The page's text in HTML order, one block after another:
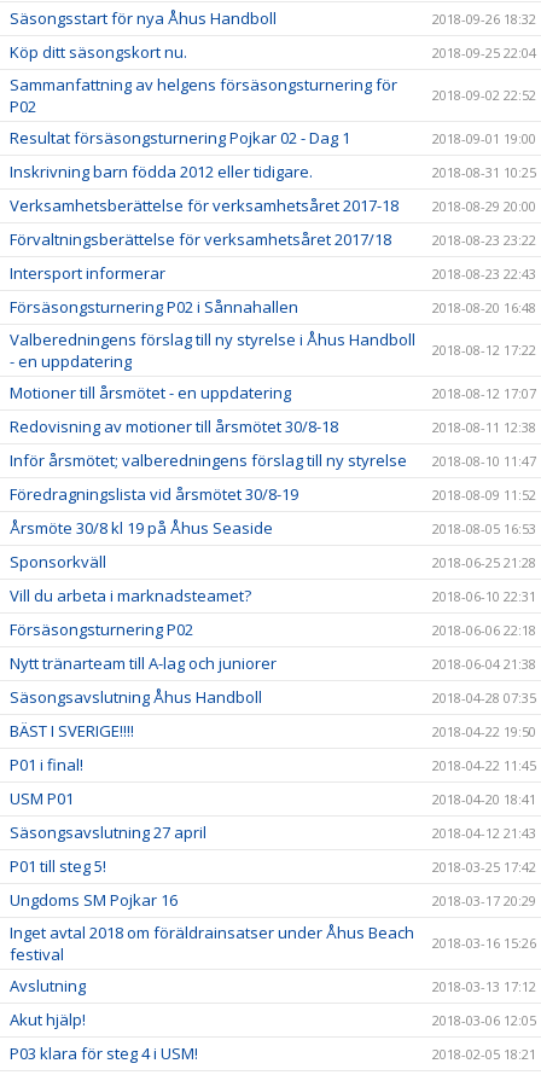
Säsongsstart för nya Åhus Handboll 2018-09-26 18:32
Köp ditt säsongskort nu. 2018-09-25 22:04
Sammanfattning av helgens försäsongsturnering för
P02
2018-09-02 22:52
Resultat försäsongsturnering Pojkar 02 - Dag 1 2018-09-01 19:00
Inskrivning barn födda 2012 eller tidigare. 2018-08-31 10:25
Verksamhetsberättelse för verksamhetsåret 2017-18 2018-08-29 20:00
Förvaltningsberättelse för verksamhetsåret 2017/18 2018-08-23 23:22
Intersport informerar 2018-08-23 22:43
Försäsongsturnering P02 i Sånnahallen 2018-08-20 16:48
Valberedningens förslag till ny styrelse i Åhus Handboll
- en uppdatering
2018-08-12 17:22
Motioner till årsmötet - en uppdatering 2018-08-12 17:07
Redovisning av motioner till årsmötet 30/8-18 2018-08-11 12:38
Inför årsmötet; valberedningens förslag till ny styrelse 2018-08-10 11:47
Föredragningslista vid årsmötet 30/8-19 2018-08-09 11:52
Årsmöte 30/8 kl 19 på Åhus Seaside 2018-08-05 16:53
Sponsorkväll 2018-06-25 21:28
Vill du arbeta i marknadsteamet? 2018-06-10 22:31
Försäsongsturnering P02 2018-06-06 22:18
Nytt tränarteam till A-lag och juniorer 2018-06-04 21:38
Säsongsavslutning Åhus Handboll 2018-04-28 07:35
BÄST I SVERIGE!!!! 2018-04-22 19:50
P01 i final! 2018-04-22 11:45
USM P01 2018-04-20 18:41
Säsongsavslutning 27 april 2018-04-12 21:43
P01 till steg 5! 2018-03-25 17:42
Ungdoms SM Pojkar 16 2018-03-17 20:29
Inget avtal 2018 om föräldrainsatser under Åhus Beach
festival
2018-03-16 15:26
Avslutning 2018-03-13 17:12
Akut hjälp! 2018-03-06 12:05
P03 klara för steg 4 i USM! 2018-02-05 18:21